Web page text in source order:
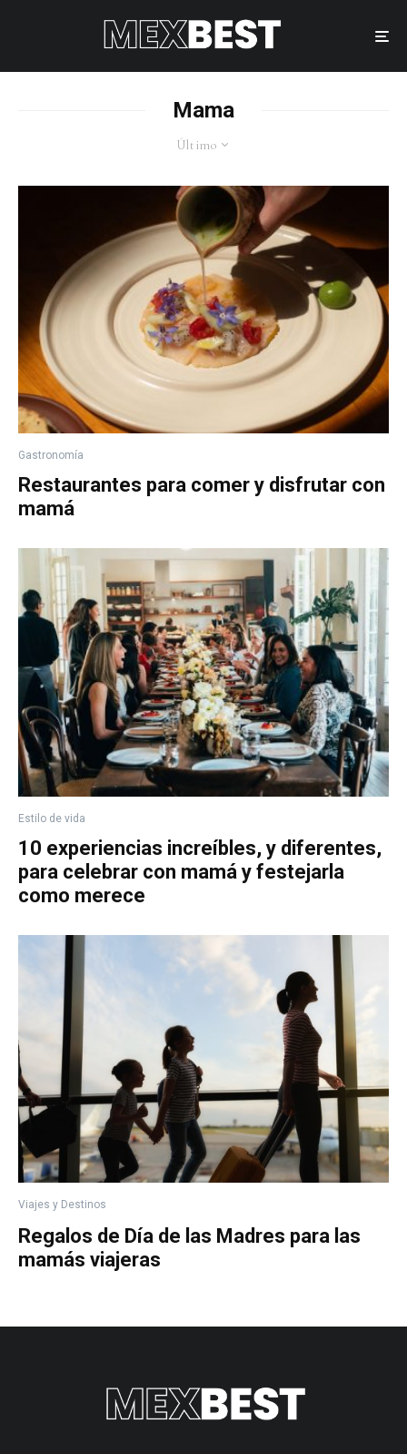
Mama
Último
Gastronomía
Restaurantes para comer y disfrutar con
mamá
Estilo de vida
10 experiencias increíbles, y diferentes,
para celebrar con mamá y festejarla
como merece
Viajes y Destinos
Regalos de Día de las Madres para las
mamás viajeras